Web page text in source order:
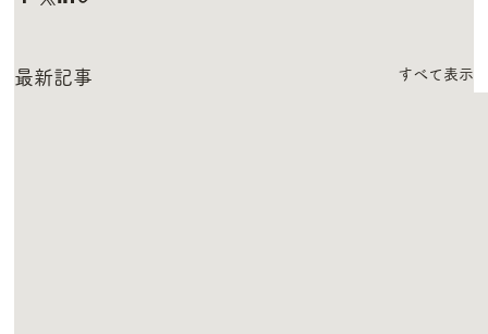
最新記事 すべて表示